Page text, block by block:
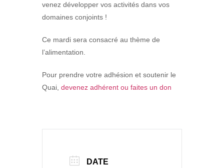
venez développer vos activités dans vos
domaines conjoints !
Ce mardi sera consacré au thème de
l’alimentation.
Pour prendre votre adhésion et soutenir le
Quai, devenez adhérent ou faites un don
DATE